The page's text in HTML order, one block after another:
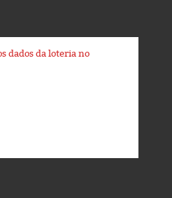
dados da loteria no